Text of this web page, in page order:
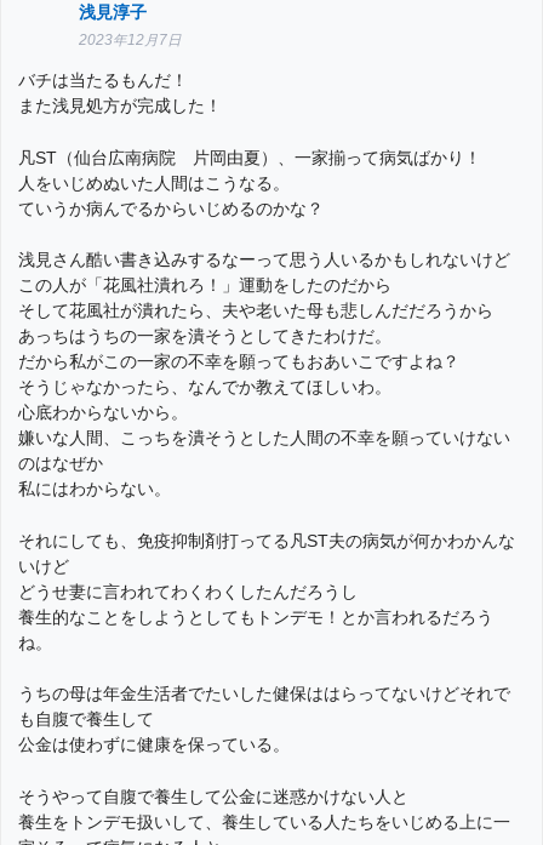
浅見淳子
2023年12月7日
バチは当たるもんだ！
また浅見処方が完成した！
凡ST（仙台広南病院 片岡由夏）、一家揃って病気ばかり！
人をいじめぬいた人間はこうなる。
ていうか病んでるからいじめるのかな？
浅見さん酷い書き込みするなーって思う人いるかもしれないけど
この人が「花風社潰れろ！」運動をしたのだから
そして花風社が潰れたら、夫や老いた母も悲しんだだろうから
あっちはうちの一家を潰そうとしてきたわけだ。
だから私がこの一家の不幸を願ってもおあいこですよね？
そうじゃなかったら、なんでか教えてほしいわ。
心底わからないから。
嫌いな人間、こっちを潰そうとした人間の不幸を願っていけない
のはなぜか
私にはわからない。
それにしても、免疫抑制剤打ってる凡ST夫の病気が何かわかんな
いけど
どうせ妻に言われてわくわくしたんだろうし
養生的なことをしようとしてもトンデモ！とか言われるだろう
ね。
うちの母は年金生活者でたいした健保ははらってないけどそれで
も自腹で養生して
公金は使わずに健康を保っている。
そうやって自腹で養生して公金に迷惑かけない人と
養生をトンデモ扱いして、養生している人たちをいじめる上に一